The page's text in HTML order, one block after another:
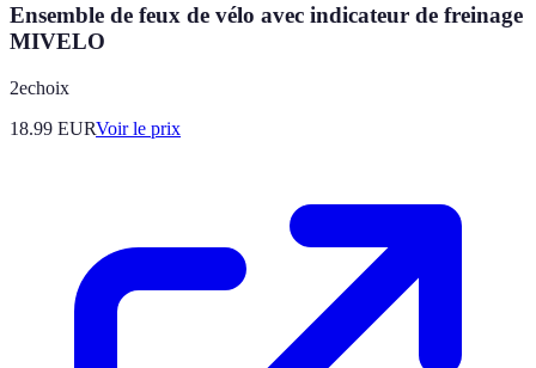
Ensemble de feux de vélo avec indicateur de freinage
MIVELO
2echoix
18.99 EURVoir le prix